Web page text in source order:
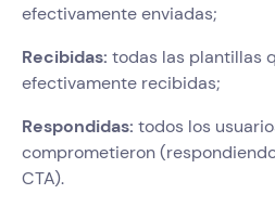
efectivamente enviadas;
Recibidas: todas las plantillas
efectivamente recibidas;
Respondidas: todos los
comprometieron
CTA).